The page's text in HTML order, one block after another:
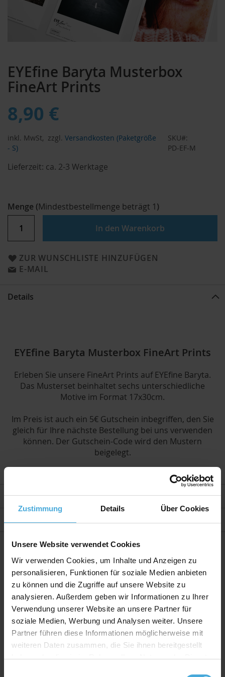
Zustimmung Details Über Cookies
Unsere Website verwendet Cookies
Wir verwenden Cookies, um Inhalte und Anzeigen zu
personalisieren, Funktionen für soziale Medien anbieten
zu können und die Zugriffe auf unsere Website zu
analysieren. Außerdem geben wir Informationen zu Ihrer
Verwendung unserer Website an unsere Partner für
soziale Medien, Werbung und Analysen weiter. Unsere
Partner führen diese Informationen möglicherweise mit
weiteren Daten zusammen, die Sie ihnen bereitgestellt
haben oder die sie im Rahmen Ihrer Nutzung der Dienste
EYEfine Baryta Musterbox
FineArt Prints
8,90 €
inkl. MwSt, zzgl. Versandkosten (Paketgröße
- S)
SKU
PD-EF-M
Lieferzeit: ca. 2-3 Werktage
Menge (Mindestbestellmenge beträgt 1)
In den Warenkorb
ZUR WUNSCHLISTE HINZUFÜGEN
E-MAIL
der
Bildergalerie
springen
Details
EYEfine Baryta Musterbox FineArt Prints
Erleben Sie unsere FineArt Prints auf EYEfine Baryta.
Das Musterset beinhaltet sechs unterschiedliche
Motive im Format 17x30cm.
Im Preis ist auch ein 5€ Gutschein inbegriffen, den Sie
gleich für Ihre nächste Bestellung bei uns verwenden
können. Der Gutschein-Code wird den Mustern
beigelegt.
Weitere Informationen
Bewertungen